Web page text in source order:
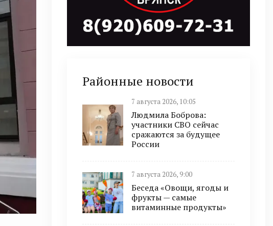
Районные новости
7 августа 2026, 10:05
Людмила Боброва:
участники СВО сейчас
сражаются за будущее
России
7 августа 2026, 9:00
Беседа «Овощи, ягоды и
фрукты — самые
витаминные продукты»